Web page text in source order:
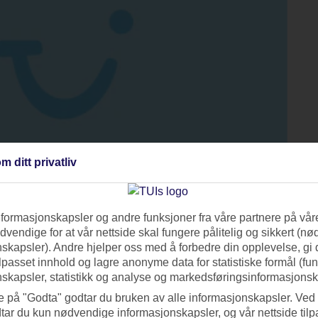
godt egne for en road trip! Lyse lange sandstrender, turkise
Tramuntana med landsbyer som Dejà, Sóller, Lluc og
med tips til hvor du kan kjøre med leiebil.
ditt privatliv
og andre funksjoner fra våre partnere på
for at vår nettside skal fungere pålitelig og sikkert
Andre hjelper oss med å forbedre din opplevelse, gi
innhold og lagre anonyme data for statistiske formål
statistikk og analyse og
på "Godta" godtar du bruken av alle informasjonskapsler.
du kun nødvendige informasjonskapsler, og vår nettside